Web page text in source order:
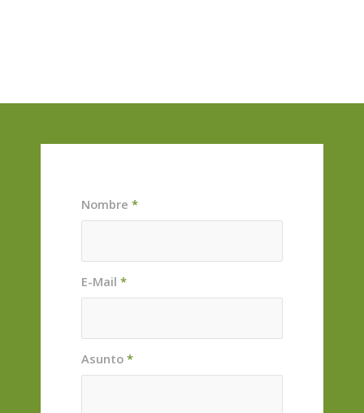
Nombre *
E-Mail *
Asunto *